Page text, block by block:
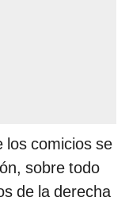
los comicios se
sobre todo
de la derecha